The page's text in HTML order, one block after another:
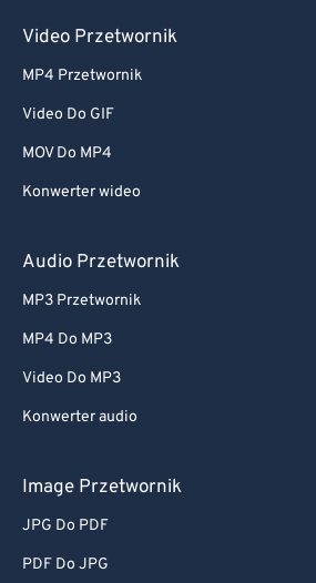
Video Przetwornik
MP4 Przetwornik
Video Do GIF
MOV Do MP4
Konwerter wideo
Audio Przetwornik
MP3 Przetwornik
MP4 Do MP3
Video Do MP3
Konwerter audio
Image Przetwornik
JPG Do PDF
PDF Do JPG